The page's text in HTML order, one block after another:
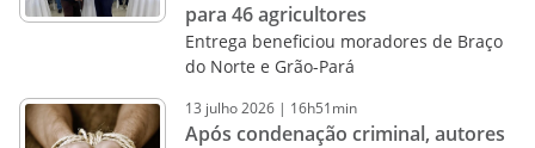
para 46 agricultores
Entrega beneficiou moradores de Braço
do Norte e Grão-Pará
13 julho2026 | 16h51min
Após condenação criminal, autores